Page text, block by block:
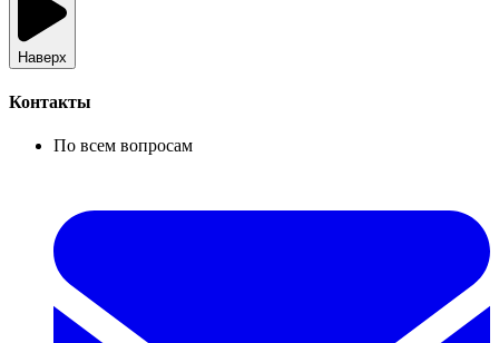
Наверх
Контакты
По всем вопросам